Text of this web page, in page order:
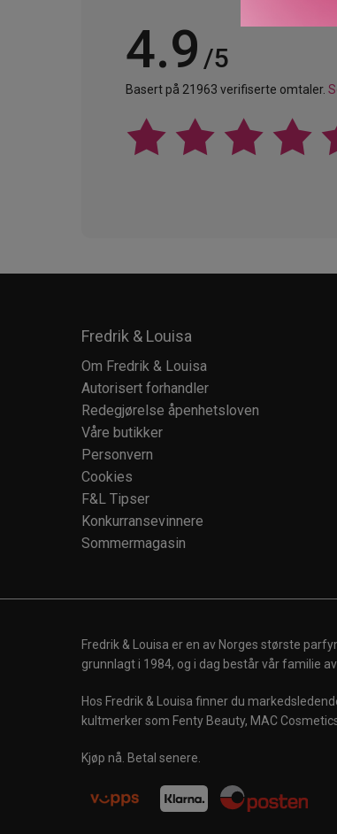
4.9 /5
Basert på 21963 verifiserte omtaler.
Fredrik & Louisa
Om Fredrik & Louisa
Autorisert forhandler
Redegjørelse åpenhetsloven
Våre butikker
Personvern
Cookies
F&L Tipser
Konkurransevinnere
Sommermagasin
Fredrik & Louisa er en av Norges største
grunnlagt i 1984, og i dag består vår familie
Hos Fredrik & Louisa finner du
kultmerker som Fenty Beauty, MAC
Kjøp nå. Betal senere.